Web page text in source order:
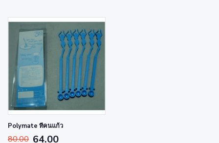
Polymate ที่คนแก้ว
80.00 64.00